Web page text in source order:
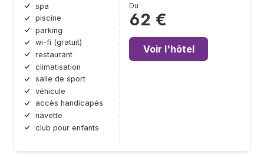
spa
piscine
parking
wi-fi (gratuit)
restaurant
climatisation
salle de sport
véhicule
accès handicapés
navette
club pour enfants
Du
62 €
Voir l'hôtel